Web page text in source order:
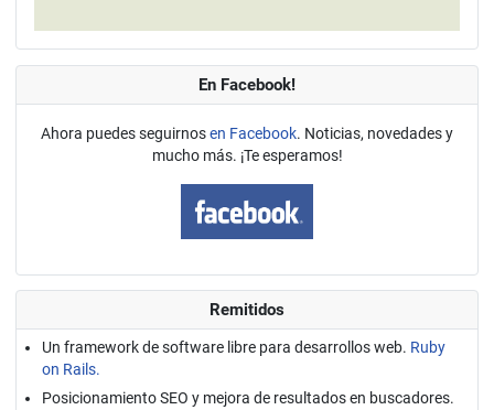
En Facebook!
Ahora puedes seguirnosen Facebook. Noticias, novedades y
mucho más. ¡Te esperamos!
Remitidos
Un framework de software libre para desarrollos web. Ruby
on Rails.
Posicionamiento SEO y mejora de resultados en buscadores.